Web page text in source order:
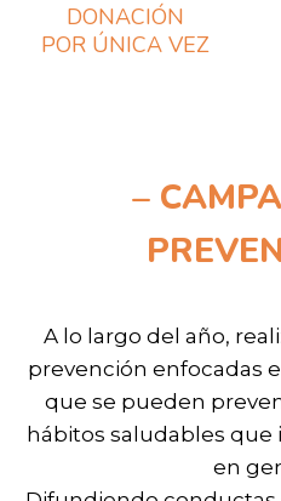
DONACIÓN
POR ÚNICA VEZ
–
A lo largo del año,
prevención enfocadas
que se pueden
hábitos saludables
en